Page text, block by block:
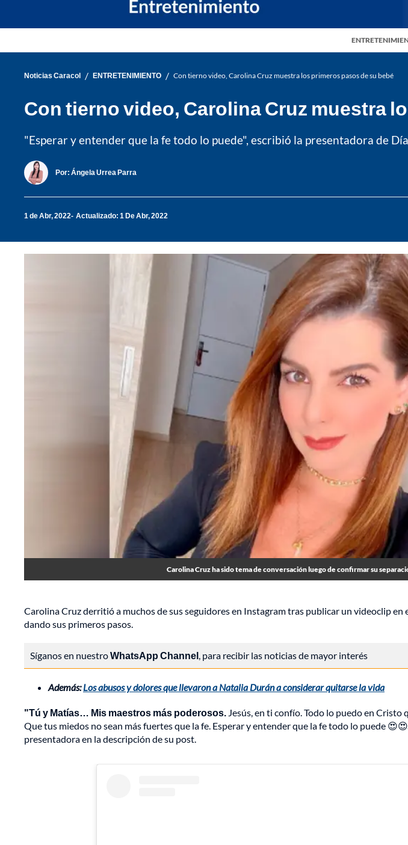
Noticias Caracol / ENTRETENIMIENTO / Con tierno video, Carolina Cruz muestra los primeros pasos de su bebé
Con tierno video, Carolina Cruz muestra
"Esperar y entender que la fe todo lo puede", escribió la presentadora de
Por: Ángela Urrea Parra
1 de Abr, 2022 Actualizado: 1 De Abr, 2022
Carolina Cruz ha sido tema de conversación luego de confirmar su
Carolina Cruz derritió a muchos de sus seguidores en Instagram tras publicar un videoclip en
dando sus primeros pasos.
Síganos en nuestroWhatsApp Channel, para recibir las noticias de mayor interés
Además:Los abusos y dolores que llevaron a Natalia Durán a considerar quitarse la vida
"Tú y Matías… Mis maestros más poderosos. Jesús, en ti confío. Todo lo puedo en Cristo
Que tus miedos no sean más fuertes que la fe. Esperar y entender que la fe todo lo puede
presentadora en la descripción de su post.